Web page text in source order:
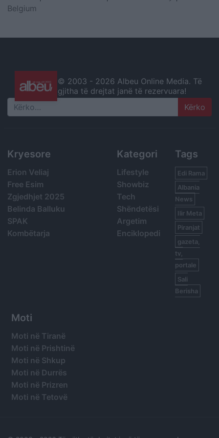
Belgium
© 2003 - 2026 Albeu Online Media. Të
gjitha të drejtat janë të rezervuara!
Search
Kryesore
Erion Veliaj
Free Esim
Zgjedhjet 2025
Belinda Balluku
SPAK
Kombëtarja
Kategori
Lifestyle
Showbiz
Tech
Shëndetësi
Argetim
Enciklopedi
Tags
Edi Rama
Albania
News
Ilir Meta
Piranjat
gazeta,
tv,
portale
Sali
Berisha
Moti
Moti në Tiranë
Moti në Prishtinë
Moti në Shkup
Moti në Durrës
Moti në Prizren
Moti në Tetovë